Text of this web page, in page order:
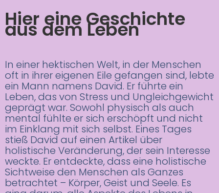
Hier eine Geschichte
aus dem Leben
In einer hektischen Welt, in der Menschen
oft in ihrer eigenen Eile gefangen sind, lebte
ein Mann namens David. Er führte ein
Leben, das von Stress und Ungleichgewicht
geprägt war. Sowohl physisch als auch
mental fühlte er sich erschöpft und nicht
im Einklang mit sich selbst. Eines Tages
stieß David auf einen Artikel über
holistische Veränderung, der sein Interesse
weckte. Er entdeckte, dass eine holistische
Sichtweise den Menschen als Ganzes
betrachtet – Körper, Geist und Seele. Es